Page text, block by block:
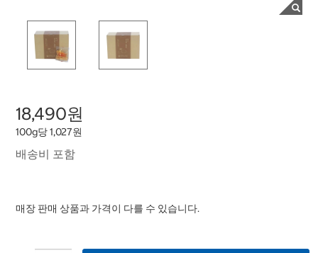
18,490원
100g당 1,027원
배송비 포함
매장 판매 상품과 가격이 다를 수 있습니다.